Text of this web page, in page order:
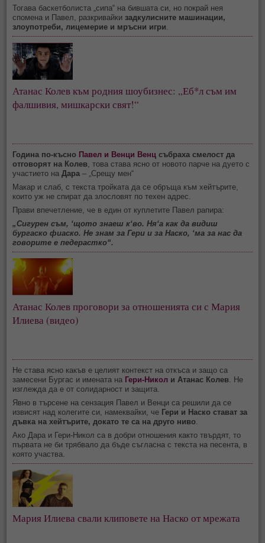
Тогава баскетболиста „сипа“ на бившата си, но покрай нея
спомена и Павел, разкривайкизадкулисните машинации,
злоупотреби, лицемерие и мръсни игри.
Атанас Колев към родния шоубизнес: „Еб*л съм им
фалшивия, мишкарски свят!“
Година по-късно Павел и Венци Венц събраха смелост да
отговорят на Колев , това става ясно от новото парче на дуето с
участието наДара – „Срещу мен“
Макар и слаб, с текста тройката да се обръща към хейтърите,
които уж не спират да злословят по техен адрес.
Прави впечетление, че в един от куплетите Павел рапира:
„Сигурен съм, ‘щото знаеш к‘во. Ня‘а как да видиш
бургаско фиаско. Не знам за Гери и за Наско, ‘ма за нас да
говорите е педерастко“.
Атанас Колев проговори за отношенията си с Мария
Илиева (видео)
Не става ясно какъв е целият контекст на откъса и защо са
замесени Бургас и имената на Гери-Никол и Атанас Колев . Не
изглежда да е от солидарност и защита.
Явно в търсене на сензация Павел и Венци са решили да се
извисят над колегите си, намеквайки, че Гери и Наско стават за
дъвка на хейтърите, докато те са на друго ниво
Ако Дара и Гери-Никол са в добри отношения както твърдят, то
първата не би трябвало да бъде съгласна с текста на песента, в
която участва.
Мария Илиева свали клиповете на Наско от мрежата